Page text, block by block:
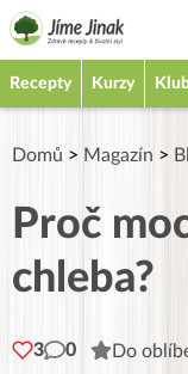
Recepty Kurzy
Domů > Magazín >
Proč
chleba?
3 0 Do